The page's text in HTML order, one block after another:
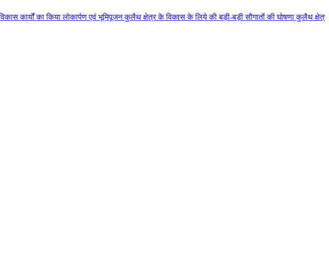
एवं भूमिपूजन कुलैथ क्षेत्र के विकास के लिये की बड़ी-बड़ी सौगातों की घोषणा कुलैथ क्षेत्र की जनता ने